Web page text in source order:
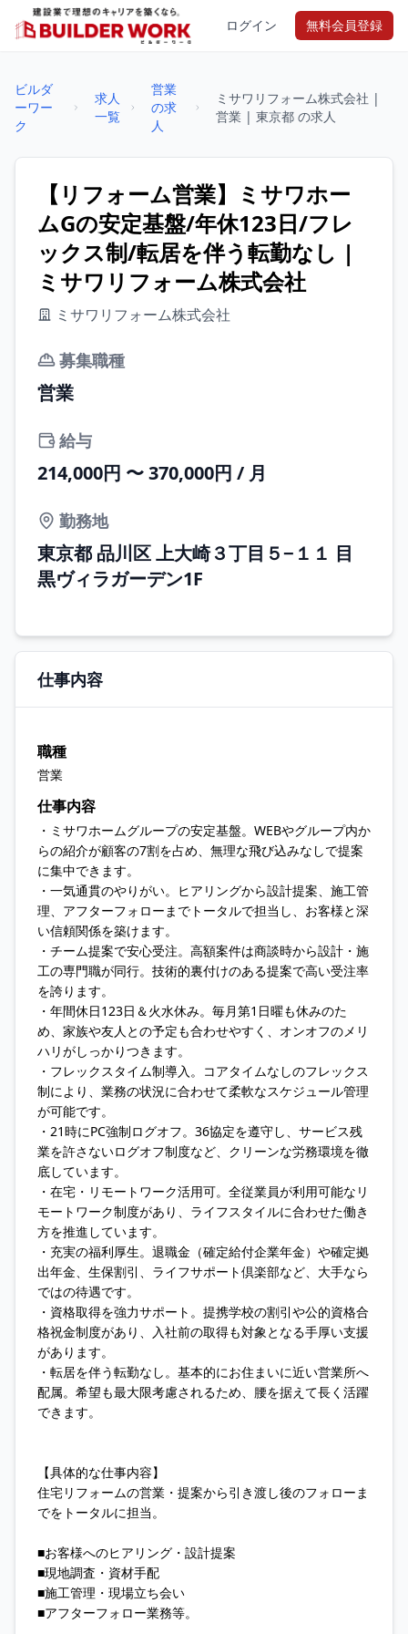
ログイン 無料会員登録
ビルダ
ーワー
ク
求人
一覧
営業
の求
人
ミサワリフォーム株式会社 |
営業 | 東京都 の求人
【リフォーム営業】ミサワホー
ムGの安定基盤/年休123日/フレ
ックス制/転居を伴う転勤なし |
ミサワリフォーム株式会社
ミサワリフォーム株式会社
募集職種
営業
給与
214,000円 〜 370,000円 / 月
勤務地
東京都 品川区 上大崎３丁目５−１１ 目
黒ヴィラガーデン1F
仕事内容
職種
営業
仕事内容
・ミサワホームグループの安定基盤。WEBやグループ内か
らの紹介が顧客の7割を占め、無理な飛び込みなしで提案
に集中できます。
・一気通貫のやりがい。ヒアリングから設計提案、施工管
理、アフターフォローまでトータルで担当し、お客様と深
い信頼関係を築けます。
・チーム提案で安心受注。高額案件は商談時から設計・施
工の専門職が同行。技術的裏付けのある提案で高い受注率
を誇ります。
・年間休日123日＆火水休み。毎月第1日曜も休みのた
め、家族や友人との予定も合わせやすく、オンオフのメリ
ハリがしっかりつきます。
・フレックスタイム制導入。コアタイムなしのフレックス
制により、業務の状況に合わせて柔軟なスケジュール管理
が可能です。
・21時にPC強制ログオフ。36協定を遵守し、サービス残
業を許さないログオフ制度など、クリーンな労務環境を徹
底しています。
・在宅・リモートワーク活用可。全従業員が利用可能なリ
モートワーク制度があり、ライフスタイルに合わせた働き
方を推進しています。
・充実の福利厚生。退職金（確定給付企業年金）や確定拠
出年金、生保割引、ライフサポート倶楽部など、大手なら
ではの待遇です。
・資格取得を強力サポート。提携学校の割引や公的資格合
格祝金制度があり、入社前の取得も対象となる手厚い支援
があります。
・転居を伴う転勤なし。基本的にお住まいに近い営業所へ
配属。希望も最大限考慮されるため、腰を据えて長く活躍
できます。
【具体的な仕事内容】
住宅リフォームの営業・提案から引き渡し後のフォローま
でをトータルに担当。
■お客様へのヒアリング・設計提案
■現地調査・資材手配
■施工管理・現場立ち会い
■アフターフォロー業務等。